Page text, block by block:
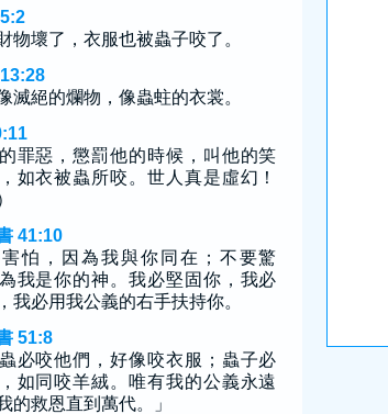
物壞了，衣服也被蟲子咬了。
滅絕的爛物，像蟲蛀的衣裳。
罪惡，懲罰他的時候，叫他的笑
如衣被蟲所咬。世人真是虛幻！
41:10
怕，因為我與你同在；不要驚
我是你的神。我必堅固你，我必
我必用我公義的右手扶持你。
51:8
必咬他們，好像咬衣服；蟲子必
如同咬羊絨。唯有我的公義永遠
的救恩直到萬代。」